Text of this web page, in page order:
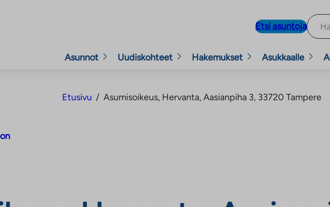
Etsi asuntoja
Asunnot Uudiskohteet Hakemukset Asukkaalle
Etusivu / Asumisoikeus, Hervanta, Aasianpiha 3, 33720 Tampere